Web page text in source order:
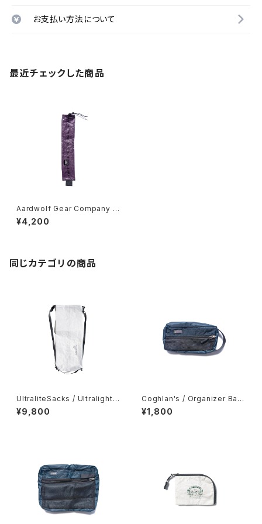
お支払い方法について
最近チェックした商品
Aardwolf Gear Company /
Toothbrush Sleeve
¥4,200
同じカテゴリの商品
UltraliteSacks / Ultralight
Compression Sack
¥9,800
Coghlan's / Organizer Bag
s -Small-
¥1,800